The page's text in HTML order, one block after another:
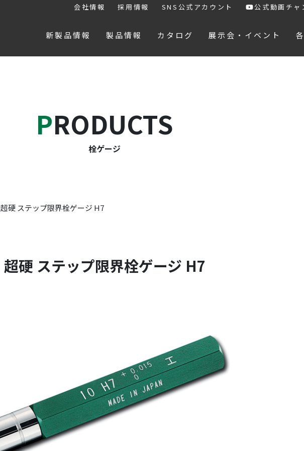
会社情報 採用情報 SNS公式アカウント 公式動画チャ
新製品情報 製品情報 カタログ 展示会・イベント
PRODUCTS
栓ゲージ
超硬 ステップ限界栓ゲージ H7
超硬 ステップ限界栓ゲージ H7